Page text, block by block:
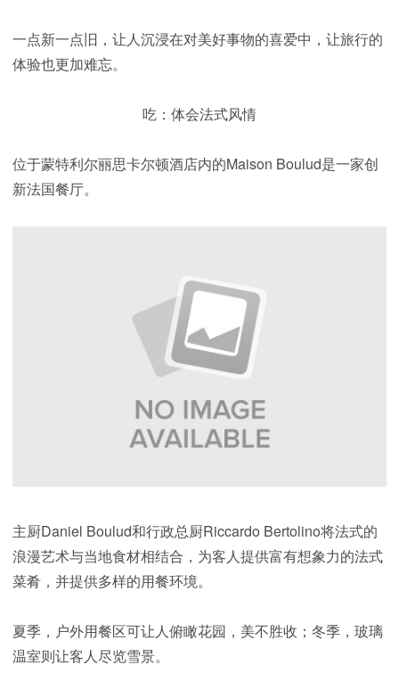
一点新一点旧，让人沉浸在对美好事物的喜爱中，让旅行的
体验也更加难忘。
吃：体会法式风情
位于蒙特利尔丽思卡尔顿酒店内的Maison Boulud是一家创
新法国餐厅。
主厨Daniel Boulud和行政总厨Riccardo Bertolino将法式的
浪漫艺术与当地食材相结合，为客人提供富有想象力的法式
菜肴，并提供多样的用餐环境。
夏季，户外用餐区可让人俯瞰花园，美不胜收；冬季，玻璃
温室则让客人尽览雪景。